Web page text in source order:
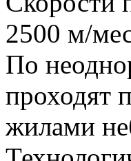
2500 м/
По
проходят
жилами